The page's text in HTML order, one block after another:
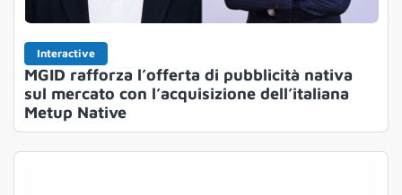
Interactive
MGID rafforza l’offerta di pubblicità nativa
sul mercato con l’acquisizione dell’italiana
Metup Native